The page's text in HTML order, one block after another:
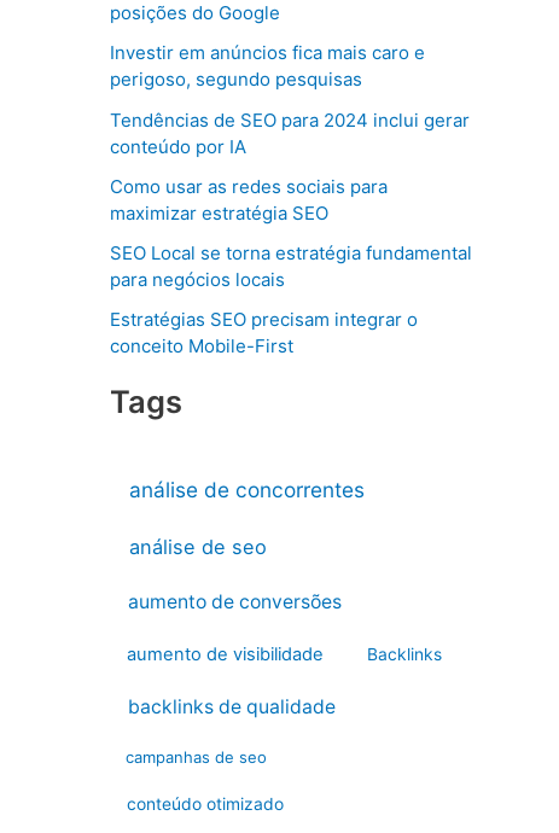
posições do Google
Investir em anúncios fica mais caro e
perigoso, segundo pesquisas
Tendências de SEO para 2024 inclui gerar
conteúdo por IA
Como usar as redes sociais para
maximizar estratégia SEO
SEO Local se torna estratégia fundamental
para negócios locais
Estratégias SEO precisam integrar o
conceito Mobile-First
Tags
análise de concorrentes
análise de seo
aumento de conversões
aumento de visibilidade Backlinks
backlinks de qualidade
campanhas de seo
conteúdo otimizado